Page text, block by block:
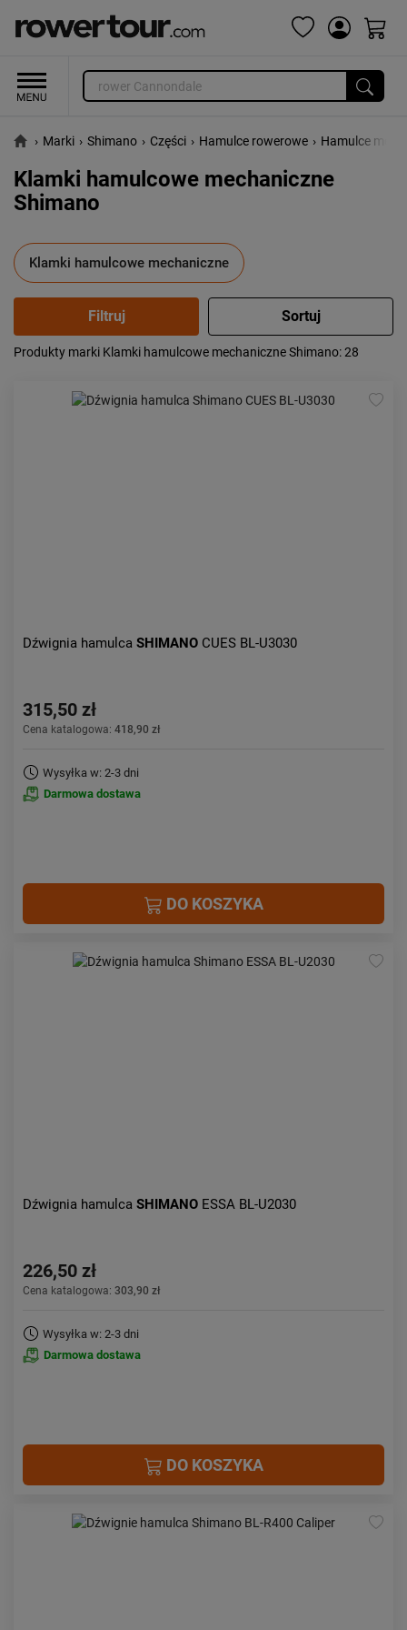
› Marki › Shimano › Części › Hamulce rowerowe › Hamulce
Klamki hamulcowe mechaniczne
Shimano
Klamki hamulcowe mechaniczne
Popularność:
największa
od najwyższej
Produkty marki Klamki hamulcowe mechaniczne Shimano: 28
Dźwignia hamulca SHIMANO CUES BL-U3030
315,50 zł
Cena katalogowa: 418,90 zł
Wysyłka w: 2-3 dni
Darmowa dostawa
DO KOSZYKA
Dźwignia hamulca SHIMANO ESSA BL-U2030
226,50 zł
Cena katalogowa: 303,90 zł
Wysyłka w: 2-3 dni
Darmowa dostawa
DO KOSZYKA